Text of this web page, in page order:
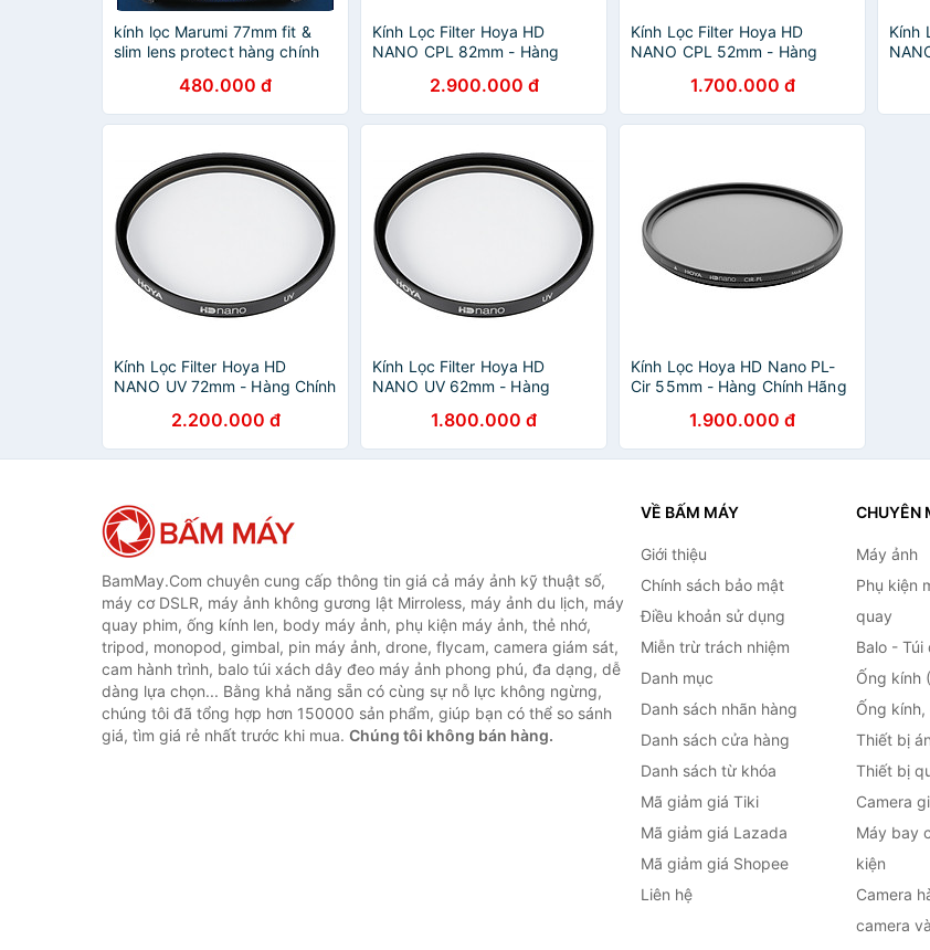
kính lọc Marumi 77mm fit &
slim lens protect hàng chính
480.000 đ
Kính Lọc Filter Hoya HD
NANO CPL 82mm - Hàng
2.900.000 đ
Kính Lọc Filter Hoya HD
NANO CPL 52mm - Hàng
1.700.000 đ
Kính
Kính Lọc Filter Hoya HD
NANO UV 72mm - Hàng Chính
2.200.000 đ
Kính Lọc Filter Hoya HD
NANO UV 62mm - Hàng
1.800.000 đ
Kính Lọc Hoya HD Nano PL-
Cir 55mm - Hàng Chính Hãng
1.900.000 đ
BamMay.Com chuyên cung cấp thông tin giá cả máy ảnh kỹ thuật số,
máy cơ DSLR, máy ảnh không gương lật Mirroless, máy ảnh du lịch, máy
quay phim, ống kính len, body máy ảnh, phụ kiện máy ảnh, thẻ nhớ,
tripod, monopod, gimbal, pin máy ảnh, drone, flycam, camera giám sát,
cam hành trình, balo túi xách dây đeo máy ảnh phong phú, đa dạng, dễ
dàng lựa chọn... Bằng khả năng sẵn có cùng sự nỗ lực không ngừng,
chúng tôi đã tổng hợp hơn 150000 sản phẩm, giúp bạn có thể so sánh
giá, tìm giá rẻ nhất trước khi mua. Chúng tôi không bán hàng.
VỀ BẤM MÁY
Giới thiệu
Chính sách bảo mật
Điều khoản sử dụng
Miễn trừ trách nhiệm
Danh mục
Danh sách nhãn hàng
Danh sách cửa hàng
Danh sách từ khóa
Mã giảm giá Tiki
Mã giảm giá Lazada
Mã giảm giá Shopee
Liên hệ
CHUYÊN
Máy ảnh
Phụ kiện
quay
Balo -
Ống kính
Ống
Thiết bị
Thiết bị
Camera
Máy bay
kiện
Camera
camera